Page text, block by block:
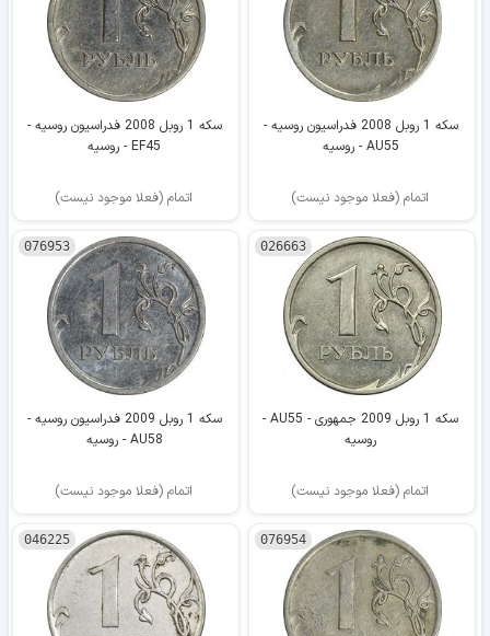
سکه 1 روبل 2008 فدراسیون روسیه -
AU55 - روسیه
اتمام (فعلا موجود نیست)
سکه 1 روبل 2008 فدراسیون روسیه -
EF45 - روسیه
اتمام (فعلا موجود نیست)
026663
سکه 1 روبل 2009 جمهوری - AU55 -
روسیه
اتمام (فعلا موجود نیست)
076953
سکه 1 روبل 2009 فدراسیون روسیه -
AU58 - روسیه
اتمام (فعلا موجود نیست)
076954
046225